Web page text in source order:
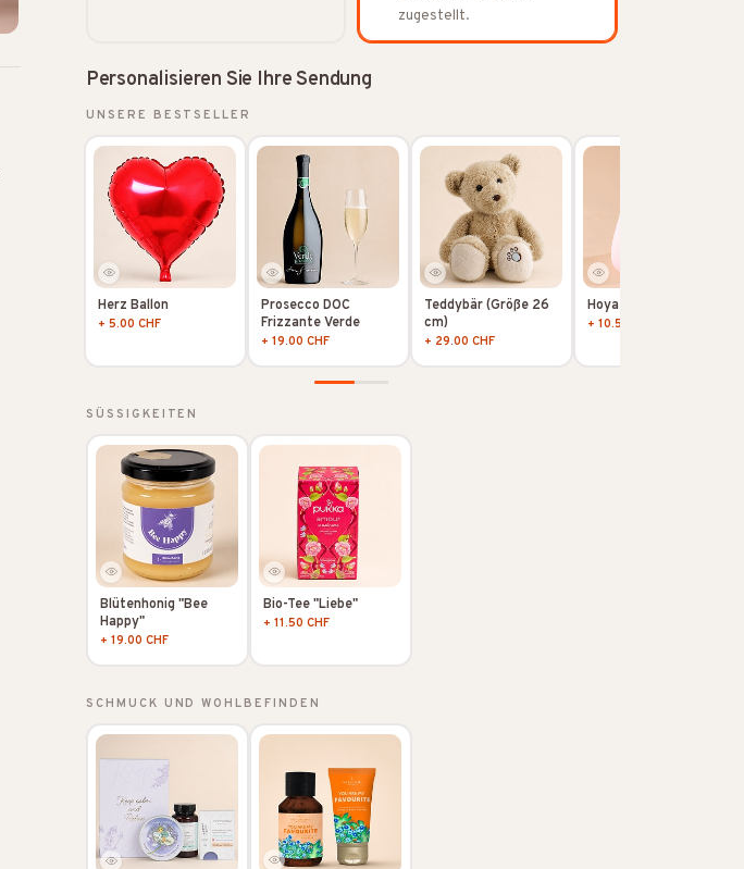
zugestellt.
Personalisieren Sie Ihre Sendung
UNSERE BESTSELLER
Herz Ballon
+ 5.00 CHF
Prosecco DOC
Frizzante Verde
+ 19.00 CHF
Teddybär (Größe 26
cm)
+ 29.00 CHF
Hoya Kerii
+ 10.50 CHF
SÜSSIGKEITEN
Blütenhonig "Bee
Happy"
+ 19.00 CHF
Bio-Tee "Liebe"
+ 11.50 CHF
SCHMUCK UND WOHLBEFINDEN